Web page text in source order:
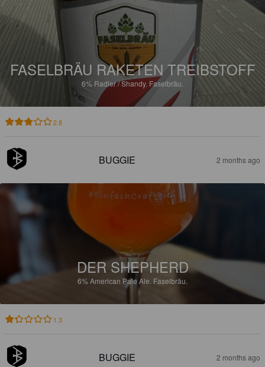
FASELBRÄU RAKETEN TREIBSTOFF
6% Radler / Shandy. Faselbräu.
2.8
BUGGIE 2 months ago
DER SHEPHERD
6% American Pale Ale. Faselbräu.
1.3
BUGGIE 2 months ago